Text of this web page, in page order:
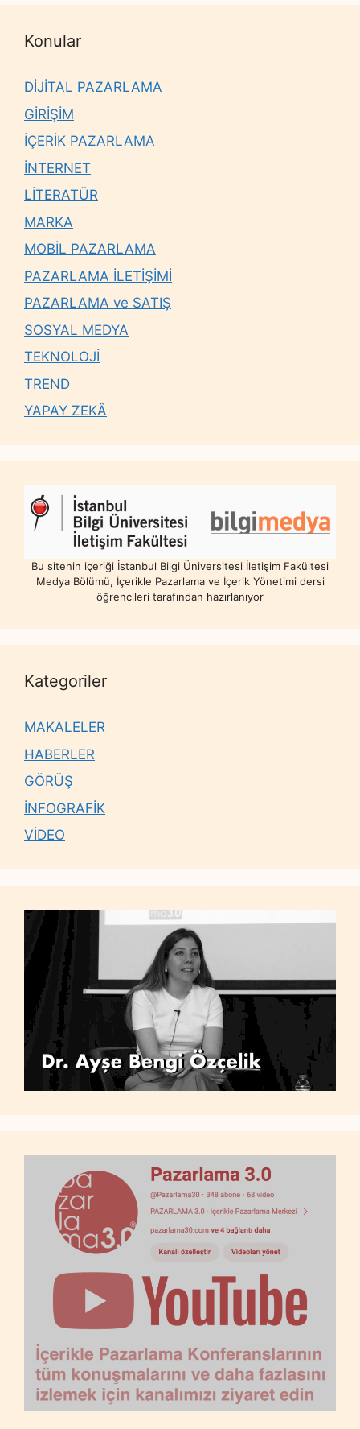
Konular
DİJİTAL PAZARLAMA
GİRİŞİM
İÇERİK PAZARLAMA
İNTERNET
LİTERATÜR
MARKA
MOBİL PAZARLAMA
PAZARLAMA İLETİŞİMİ
PAZARLAMA ve SATIŞ
SOSYAL MEDYA
TEKNOLOJİ
TREND
YAPAY ZEKÂ
Bu sitenin içeriği İstanbul Bilgi Üniversitesi İletişim Fakültesi
Medya Bölümü, İçerikle Pazarlama ve İçerik Yönetimi dersi
öğrencileri tarafından hazırlanıyor
Kategoriler
MAKALELER
HABERLER
GÖRÜŞ
İNFOGRAFİK
VİDEO